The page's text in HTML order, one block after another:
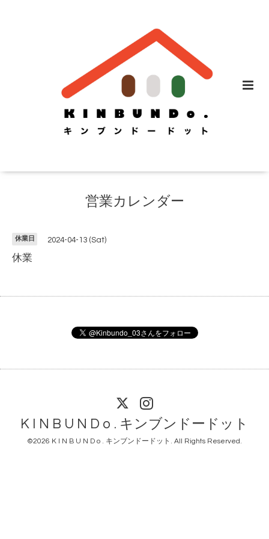
営業カレンダー
休業日 2024-04-13 (Sat)
休業
K I N B U N D o . キンブンドードット
©2026 K I N B U N D o . キンブンドードット . All Rights Reserved.